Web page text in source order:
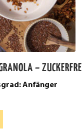
– ZUCKERFREI
Anfänger